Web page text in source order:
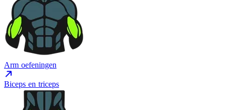
Arm oefeningen
Biceps en triceps